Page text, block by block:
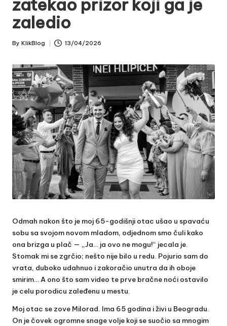
zatekao prizor koji ga je
zaledio
Posted
By KlikBlog 13/04/2026
Odmah nakon što je moj 65-godišnji otac ušao u spavaću
sobu sa svojom novom mladom, odjednom smo čuli kako
ona brizga u plač — „Ja… ja ovo ne mogu!“ jecala je.
Stomak mi se zgrčio; nešto nije bilo u redu. Pojurio sam do
vrata, duboko udahnuo i zakoračio unutra da ih oboje
smirim… A ono što sam video te prve bračne noći ostavilo
je celu porodicu zaleđenu u mestu.
Moj otac se zove Milorad. Ima 65 godina i živi u Beogradu.
On je čovek ogromne snage volje koji se suočio sa mnogim